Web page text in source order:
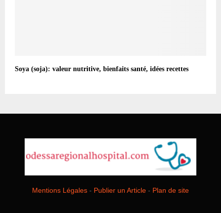
Soya (soja): valeur nutritive, bienfaits santé, idées recettes
Mentions Légales - Publier un Article - Plan de site